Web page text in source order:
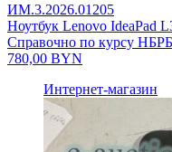
ИМ.3.2026.01205
Ноутбук Lenovo IdeaPad
Справочно по курсу НБРБ
780,00 BYN
Интернет-магазин